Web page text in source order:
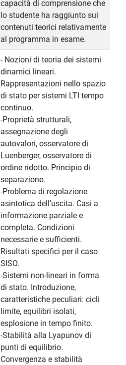
capacità di comprensione che
lo studente ha raggiunto sui
contenuti teorici relativamente
al programma in esame.
- Nozioni di teoria dei sistemi
dinamici lineari.
Rappresentazioni nello spazio
di stato per sistemi LTI tempo
continuo.
-Proprietà strutturali,
assegnazione degli
autovalori, osservatore di
Luenberger, osservatore di
ordine ridotto. Principio di
separazione.
-Problema di regolazione
asintotica dell’uscita. Casi a
informazione parziale e
completa. Condizioni
necessarie e sufficienti.
Risultati specifici per il caso
SISO.
-Sistemi non-lineari in forma
di stato. Introduzione,
caratteristiche peculiari: cicli
limite, equilibri isolati,
esplosione in tempo finito.
-Stabilità alla Lyapunov di
punti di equilibrio.
Convergenza e stabilità